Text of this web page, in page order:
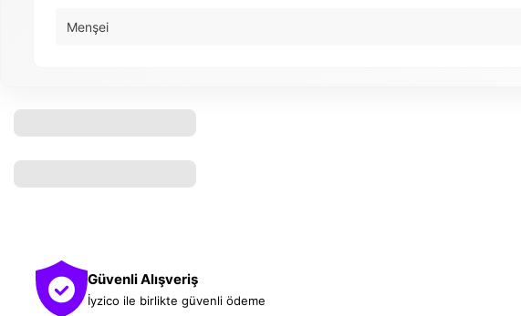
Menşei
Güvenli Alışveriş
İyzico ile birlikte güvenli ödeme